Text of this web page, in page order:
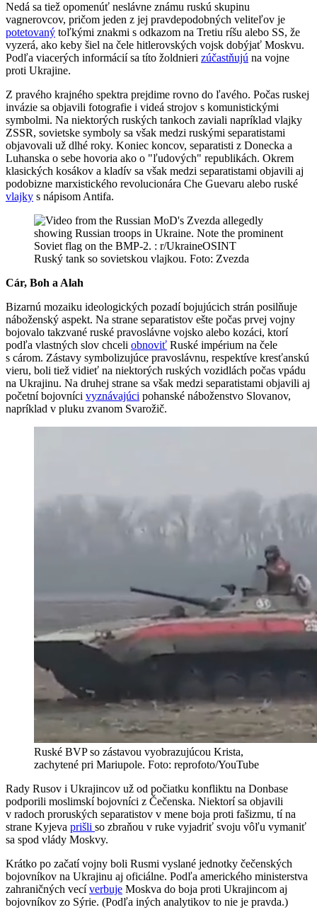
Nedá sa tiež opomenúť neslávne známu ruskú skupinu
vagnerovcov, pričom jeden z jej pravdepodobných veliteľov je
potetovaný toľkými znakmi s odkazom na Tretiu ríšu alebo SS, že
vyzerá, ako keby šiel na čele hitlerovských vojsk dobýjať Moskvu.
Podľa viacerých informácií sa títo žoldnieri zúčastňujú na vojne
proti Ukrajine.
Z pravého krajného spektra prejdime rovno do ľavého. Počas ruskej
invázie sa objavili fotografie i videá strojov s komunistickými
symbolmi. Na niektorých ruských tankoch zaviali napríklad vlajky
ZSSR, sovietske symboly sa však medzi ruskými separatistami
objavovali už dlhé roky. Koniec koncov, separatisti z Donecka a
Luhanska o sebe hovoria ako o "ľudových" republikách. Okrem
klasických kosákov a kladív sa však medzi separatistami objavili aj
podobizne marxistického revolucionára Che Guevaru alebo ruské
vlajky s nápisom Antifa.
Ruský tank so sovietskou vlajkou. Foto: Zvezda
Cár, Boh a Alah
Bizarnú mozaiku ideologických pozadí bojujúcich strán posilňuje
náboženský aspekt. Na strane separatistov ešte počas prvej vojny
bojovalo takzvané ruské pravoslávne vojsko alebo kozáci, ktorí
podľa vlastných slov chceli obnoviť Ruské impérium na čele
s cárom. Zástavy symbolizujúce pravoslávnu, respektíve kresťanskú
vieru, boli tiež vidieť na niektorých ruských vozidlách počas vpádu
na Ukrajinu. Na druhej strane sa však medzi separatistami objavili aj
početní bojovníci vyznávajúci pohanské náboženstvo Slovanov,
napríklad v pluku zvanom Svarožič.
Ruské BVP so zástavou vyobrazujúcou Krista,
zachytené pri Mariupole. Foto: reprofoto/YouTube
Rady Rusov i Ukrajincov už od počiatku konfliktu na Donbase
podporili moslimskí bojovníci z Čečenska. Niektorí sa objavili
v radoch proruských separatistov v mene boja proti fašizmu, tí na
strane Kyjeva prišli so zbraňou v ruke vyjadriť svoju vôľu vymaniť
sa spod vlády Moskvy.
Krátko po začatí vojny boli Rusmi vyslané jednotky čečenských
bojovníkov na Ukrajinu aj oficiálne. Podľa amerického ministerstva
zahraničných vecíverbuje Moskva do boja proti Ukrajincom aj
bojovníkov zo Sýrie. (Podľa iných analytikov to nie je pravda.)